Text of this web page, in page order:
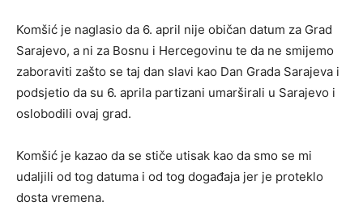
Komšić je naglasio da 6. april nije običan datum za Grad
Sarajevo, a ni za Bosnu i Hercegovinu te da ne smijemo
zaboraviti zašto se taj dan slavi kao Dan Grada Sarajeva i
podsjetio da su 6. aprila partizani umarširali u Sarajevo i
oslobodili ovaj grad.
Komšić je kazao da se stiče utisak kao da smo se mi
udaljili od tog datuma i od tog događaja jer je proteklo
dosta vremena.